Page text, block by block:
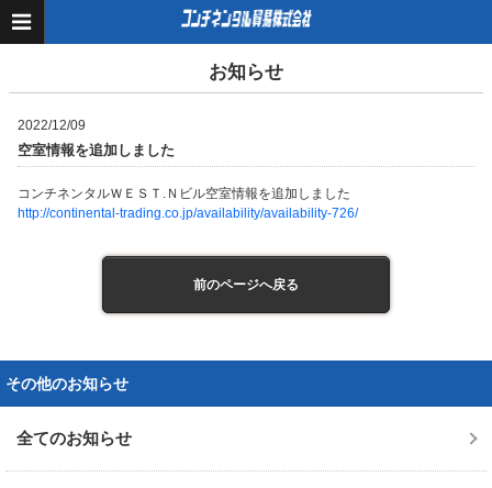
お知らせ
2022/12/09
空室情報を追加しました
コンチネンタルＷＥＳＴ.Ｎビル空室情報を追加しました
http://continental-trading.co.jp/availability/availability-726/
前のページへ戻る
その他のお知らせ
全てのお知らせ